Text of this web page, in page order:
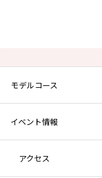
モデルコース
イベント情報
アクセス